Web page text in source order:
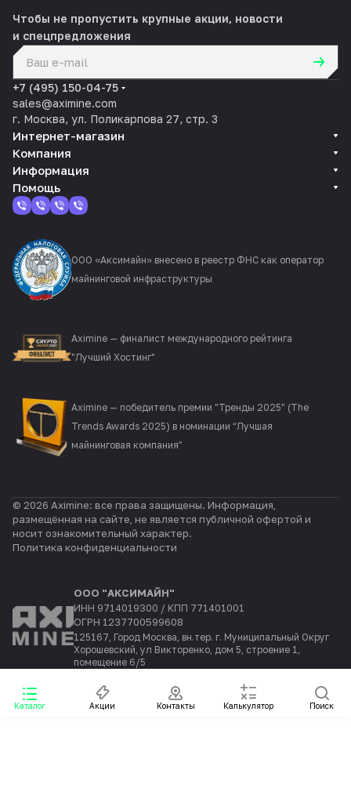
Каталог Акции Контакты Калькулятор Поиск
Чтобы не пропустить крупные акции, новости
и спецпредложения
+7 (495) 150-04-75
sales@aximine.com
г. Москва, ул. Поликарпова 27, стр. 3
Интернет-магазин
Компания
Информация
Помощь
ООО «Аксимайн» внесено в реестр ФНС как оператор
майнинговой инфраструктуры
Aximine — финалист международного рейтинга
"Лучший Хостинг"
Aximine — победитель премии "Тренды 2025" (The
Trends Awards 2025) в номинации “Лучшая
майнинговая компания”
© 2026 Aximine: все права защищены. Информация,
размещённая на сайте, не является публичной офертой и
носит ознакомительный характер.
Политика конфиденциальности
ООО "АКСИМАЙН"
ИНН 9714019300 / КПП 771401001
ОГРН 1237700599608
125167, Город Москва, вн.тер. г. Муниципальный Округ
Хорошевский, ул Викторенко, дом 5, строение 1,
помещение 6/5